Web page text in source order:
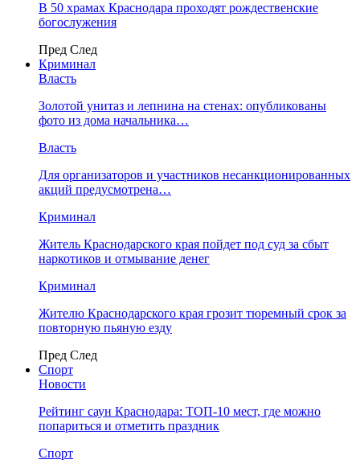
В 50 храмах Краснодара проходят рождественские
богослужения
Пред След
Криминал
Власть
​Золотой унитаз и лепнина на стенах: опубликованы
фото из дома начальника…
Власть
Для организаторов и участников несанкционированных
акций предусмотрена…
Криминал
Житель Краснодарского края пойдет под суд за сбыт
наркотиков и отмывание денег
Криминал
Жителю Краснодарского края грозит тюремный срок за
повторную пьяную езду
Пред След
Спорт
Новости
Рейтинг саун Краснодара: ТОП-10 мест, где можно
попариться и отметить праздник
Спорт